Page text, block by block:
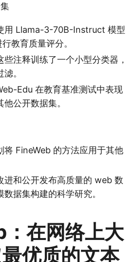
用 Llama-3-70B-Instruct 模型
教育质量评分。
注释训练了一个小型分类器，
。
Edu 在教育基准测试中表现
公开数据集。
将 FineWeb 的方法应用于其他
进和公开发布高质量的 web 数
据集构建的科学研究。
在网络上大
优质的文本